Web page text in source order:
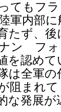
てもフラ
軍内部
たず、
ン フォ
を認め
は全軍
阻まれ
な発展